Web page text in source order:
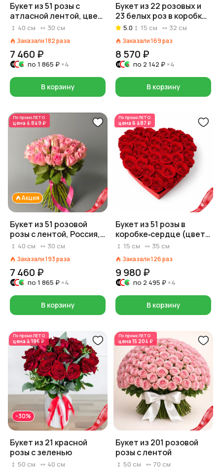
Букет из 51 розы с
атласной лентой, цвет
розовый/белый/
Россия, 40 см
40 см 30 см
Заказали182раза
7 460 ₽
по 1 865 ₽ ×4
В корзину
Букет из 22 розовых и
23 белых роз в коробке
в форме сердца
5.0 15 см 32 см
Заказали169раз
8 570 ₽
по 2 142 ₽ ×4
В корзину
По промоЛЕТО
цена 4 849 ₽
Акция
Букет из 51 розовой
розы с лентой, Россия,
40 см
40 см 30 см
Заказали193раза
7 460 ₽
по 1 865 ₽ ×4
В корзину
По промоЛЕТО
цена 6 487 ₽
Букет из 51 розы в
коробке‑сердце (цвет
роз и коробки на выбор:
белый)
15 см 35 см
Заказали126раз
9 980 ₽
по 2 495 ₽ ×4
В корзину
По промоЛЕТО
цена 4 196 ₽
-30%
Букет из 21 красной
розы с зеленью
50 см 40 см
По промоЛЕТО
цена 15 204 ₽
Букет из 201 розовой
розы с лентой
50 см 70 см